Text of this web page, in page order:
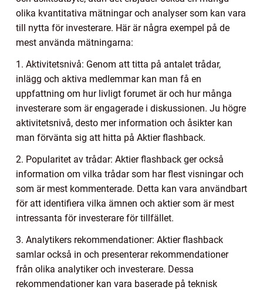
olika kvantitativa mätningar och analyser som kan vara
till nytta för investerare. Här är några exempel på de
mest använda mätningarna:
1. Aktivitetsnivå: Genom att titta på antalet trådar,
inlägg och aktiva medlemmar kan man få en
uppfattning om hur livligt forumet är och hur många
investerare som är engagerade i diskussionen. Ju högre
aktivitetsnivå, desto mer information och åsikter kan
man förvänta sig att hitta på Aktier flashback.
2. Popularitet av trådar: Aktier flashback ger också
information om vilka trådar som har flest visningar och
som är mest kommenterade. Detta kan vara användbart
för att identifiera vilka ämnen och aktier som är mest
intressanta för investerare för tillfället.
3. Analytikers rekommendationer: Aktier flashback
samlar också in och presenterar rekommendationer
från olika analytiker och investerare. Dessa
rekommendationer kan vara baserade på teknisk